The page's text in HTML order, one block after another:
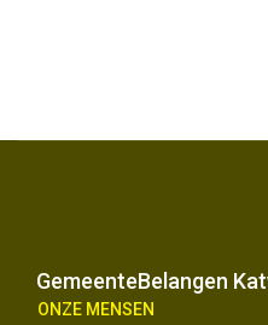
GemeenteBelangen
ONZE MENSEN